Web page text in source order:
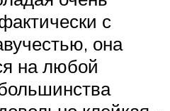
с
она
на любой